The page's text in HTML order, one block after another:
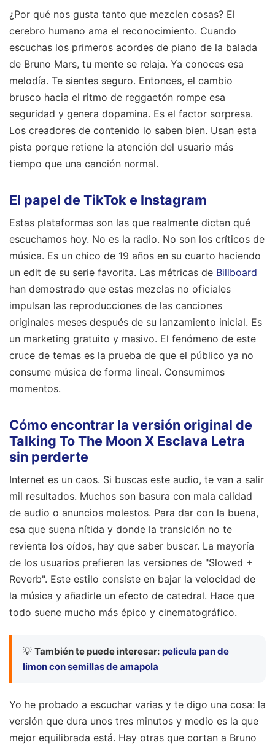
¿Por qué nos gusta tanto que mezclen cosas? El
cerebro humano ama el reconocimiento. Cuando
escuchas los primeros acordes de piano de la balada
de Bruno Mars, tu mente se relaja. Ya conoces esa
melodía. Te sientes seguro. Entonces, el cambio
brusco hacia el ritmo de reggaetón rompe esa
seguridad y genera dopamina. Es el factor sorpresa.
Los creadores de contenido lo saben bien. Usan esta
pista porque retiene la atención del usuario más
tiempo que una canción normal.
El papel de TikTok e Instagram
Estas plataformas son las que realmente dictan qué
escuchamos hoy. No es la radio. No son los críticos de
música. Es un chico de 19 años en su cuarto haciendo
un edit de su serie favorita. Las métricas de Billboard
han demostrado que estas mezclas no oficiales
impulsan las reproducciones de las canciones
originales meses después de su lanzamiento inicial. Es
un marketing gratuito y masivo. El fenómeno de este
cruce de temas es la prueba de que el público ya no
consume música de forma lineal. Consumimos
momentos.
Cómo encontrar la versión original de
Talking To The Moon X Esclava Letra
sin perderte
Internet es un caos. Si buscas este audio, te van a salir
mil resultados. Muchos son basura con mala calidad
de audio o anuncios molestos. Para dar con la buena,
esa que suena nítida y donde la transición no te
revienta los oídos, hay que saber buscar. La mayoría
de los usuarios prefieren las versiones de "Slowed +
Reverb". Este estilo consiste en bajar la velocidad de
la música y añadirle un efecto de catedral. Hace que
todo suene mucho más épico y cinematográfico.
💡 También te puede interesar: pelicula pan de
limon con semillas de amapola
Yo he probado a escuchar varias y te digo una cosa: la
versión que dura unos tres minutos y medio es la que
mejor equilibrada está. Hay otras que cortan a Bruno